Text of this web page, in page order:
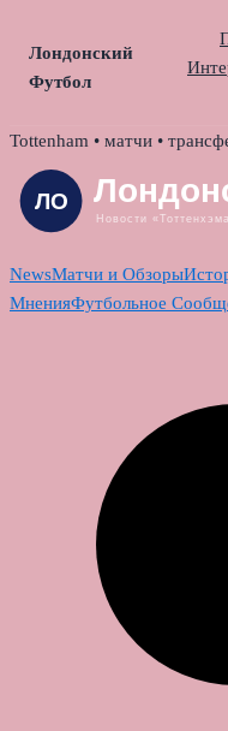
Лондонский
Футбол
Skip
content
Tottenham • матчи •
NewsМатчи и Обзоры
МненияФутбольное